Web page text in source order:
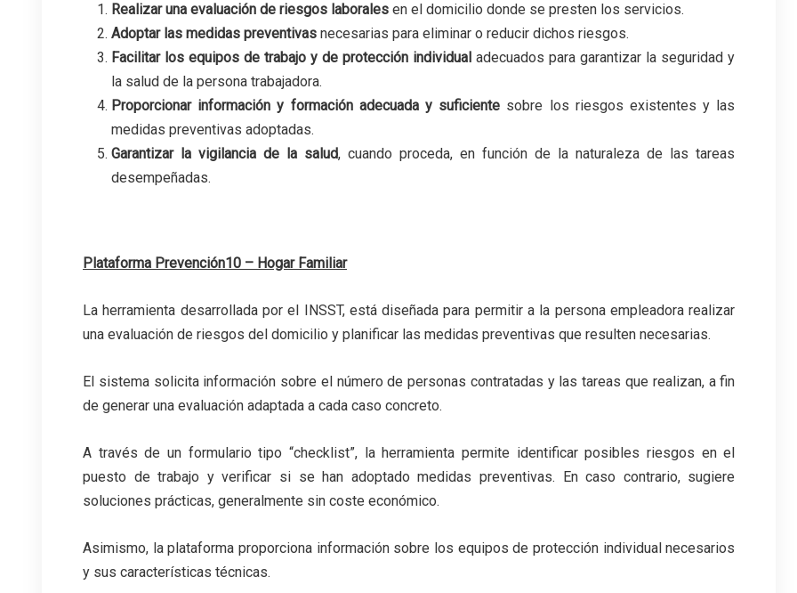
Realizar una evaluación de riesgos laborales en el domicilio donde se presten los servicios.
Adoptar las medidas preventivas necesarias para eliminar o reducir dichos riesgos.
Facilitar los equipos de trabajo y de protección individual adecuados para garantizar la seguridad y
la salud de la persona trabajadora.
Proporcionar información y formación adecuada y suficiente sobre los riesgos existentes y las
medidas preventivas adoptadas.
Garantizar la vigilancia de la salud, cuando proceda, en función de la naturaleza de las tareas
desempeñadas.
Plataforma Prevención10 – Hogar Familiar
La herramienta desarrollada por el INSST, está diseñada para permitir a la persona empleadora realizar
una evaluación de riesgos del domicilio y planificar las medidas preventivas que resulten necesarias.
El sistema solicita información sobre el número de personas contratadas y las tareas que realizan, a fin
de generar una evaluación adaptada a cada caso concreto.
A través de un formulario tipo “checklist”, la herramienta permite identificar posibles riesgos en el
puesto de trabajo y verificar si se han adoptado medidas preventivas. En caso contrario, sugiere
soluciones prácticas, generalmente sin coste económico.
Asimismo, la plataforma proporciona información sobre los equipos de protección individual necesarios
y sus características técnicas.